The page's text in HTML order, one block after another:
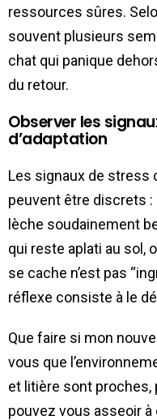
ressources sûres.
souvent plusieurs
chat qui panique
du retour.
Observer les
d’adaptation
Les signaux de stress
peuvent être discrets :
lèche soudainement
qui reste aplati au sol,
se cache n’est pas
réflexe consiste à le
Que faire si mon
vous que
et litière sont proches,
pouvez vous asseoir à